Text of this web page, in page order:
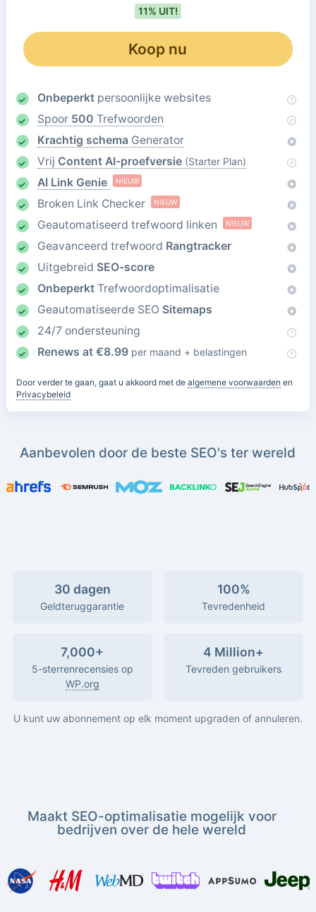
11% UIT!
Koop nu
Onbeperktpersoonlijke websites
Spoor 500 Trefwoorden
Krachtig schema Generator
Vrij Content AI-proefversie (Starter Plan)
AI Link Genie NIEUW
Broken Link Checker NIEUW
Geautomatiseerd trefwoord linken NIEUW
Geavanceerd trefwoord Rangtracker
Uitgebreid SEO-score
OnbeperktTrefwoordoptimalisatie
Geautomatiseerde SEO Sitemaps
24/7 ondersteuning
Renews at €8.99 per maand + belastingen
Door verder te gaan, gaat u akkoord met de algemene voorwaarden en
Privacybeleid
Aanbevolen door de beste SEO's ter wereld
30 dagen
Geldteruggarantie
100%
Tevredenheid
7,000+
5-sterrenrecensies op
WP.org
4 Million+
Tevreden gebruikers
U kunt uw abonnement op elk moment upgraden of annuleren.
Maakt SEO-optimalisatie mogelijk voor
bedrijven over de hele wereld